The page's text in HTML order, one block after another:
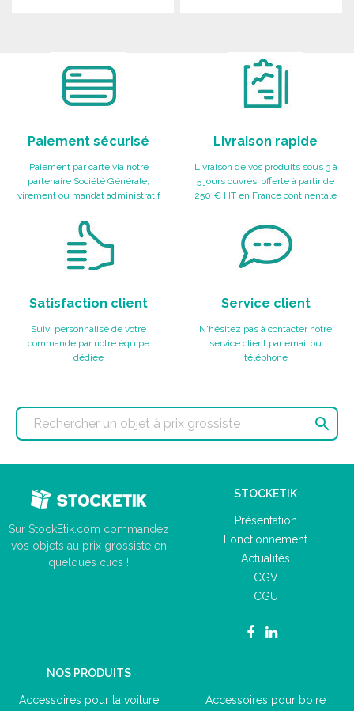
Paiement sécurisé
Paiement par carte via notre
partenaire Société Générale,
virement ou mandat administratif
Livraison rapide
Livraison de vos produits sous 3 à
5 jours ouvrés, offerte à partir de
250 € HT en France continentale
Satisfaction client
Suivi personnalisé de votre
commande par notre équipe
dédiée
Service client
N'hésitez pas à contacter notre
service client par email ou
téléphone

Sur StockEtik.com commandez
vos objets au prix grossiste en
quelques clics !
STOCKETIK
Présentation
Fonctionnement
Actualités
CGV
CGU
NOS PRODUITS
Accessoires pour la voiture
Accessoires pour boire